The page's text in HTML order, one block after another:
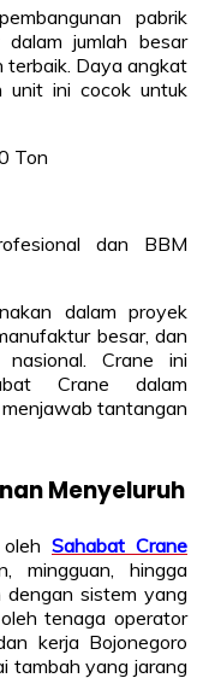
pabrik
jumlah besar
terbaik. Daya angkat
unit ini cocok untuk
Ton
dan BBM
dalam proyek
besar, dan
nasional. Crane ini
Crane dalam
tantangan
Menyeluruh
Sahabat Crane
mingguan, hingga
dengan sistem yang
tenaga operator
kerja Bojonegoro
tambah yang jarang